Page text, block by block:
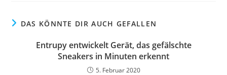
DAS KÖNNTE DIR AUCH GEFALLEN
Entrupy entwickelt Gerät, das gefälschte
Sneakers in Minuten erkennt
5. Februar 2020